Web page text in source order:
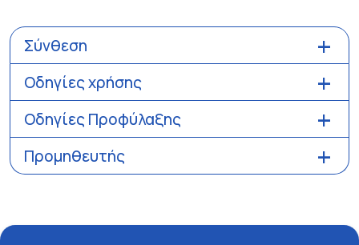
Σύνθεση
Οδηγίες χρήσης
Οδηγίες Προφύλαξης
Προμηθευτής